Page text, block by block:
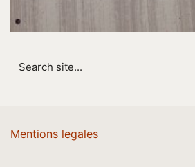
for:
Mentions legales